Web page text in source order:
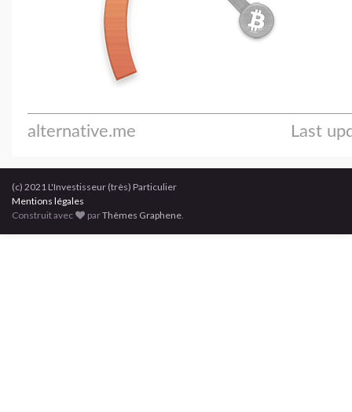
(c) 2021 L'Investisseur (très) Particulier
Mentions légales
Construit avec
parThèmes Graphene